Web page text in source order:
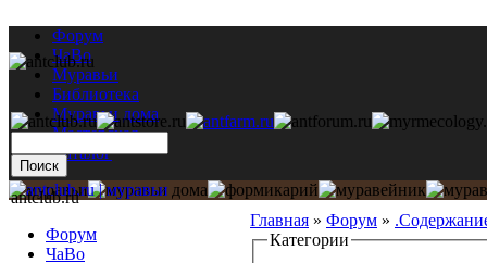
Форум
ЧаВо
Муравьи
Библиотека
Муравьи дома
Мастерская
Каталог
Главная » Форум »
Категории
antclub.ru
Форум
ЧаВо